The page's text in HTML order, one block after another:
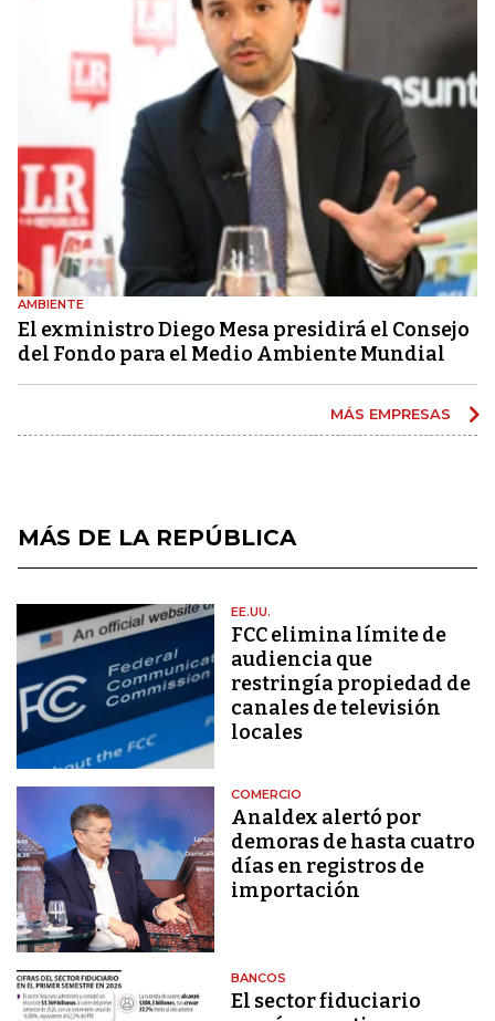
AMBIENTE
El exministro Diego Mesa presidirá el Consejo
del Fondo para el Medio Ambiente Mundial
MÁS EMPRESAS
MÁS DE LA REPÚBLICA
EE.UU.
FCC elimina límite de
audiencia que
restringía propiedad de
canales de televisión
locales
COMERCIO
Analdex alertó por
demoras de hasta cuatro
días en registros de
importación
BANCOS
El sector fiduciario